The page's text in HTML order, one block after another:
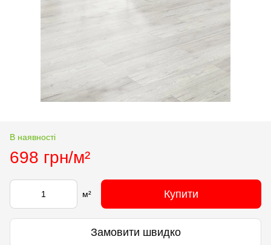
В наявності
698 грн/м²
м² Купити
Замовити швидко